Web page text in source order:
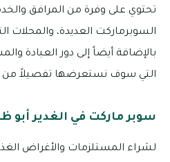
تحتوي على وفرة من المرافق
السوبرماركت العديدة، والمحلات
بالإضافة أيضاً إلى دور العبادة
التي سوف نستعرضها تفصيلاً من
سوبر ماركت في الغدير أبو
لشراء المستلزمات والأغراض